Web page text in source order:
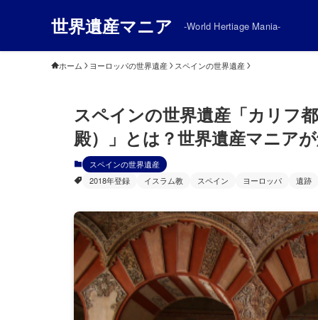
世界遺産マニア -World Hertiage Mania-
ホーム ヨーロッパの世界遺産 スペインの世界遺産
スペインの世界遺産「カリフ
殿）」とは？世界遺産マニア
スペインの世界遺産
2018年登録
イスラム教 スペイン ヨーロッパ 遺跡